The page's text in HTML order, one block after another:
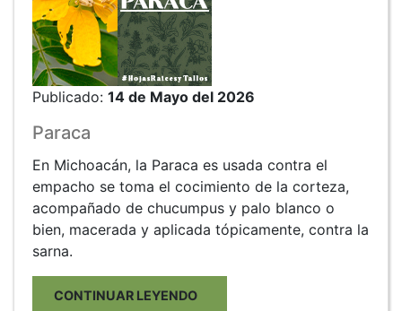
Publicado: 14 de Mayo del 2026
Paraca
En Michoacán, la Paraca es usada contra el
empacho se toma el cocimiento de la corteza,
acompañado de chucumpus y palo blanco o
bien, macerada y aplicada tópicamente, contra la
sarna.
CONTINUAR LEYENDO